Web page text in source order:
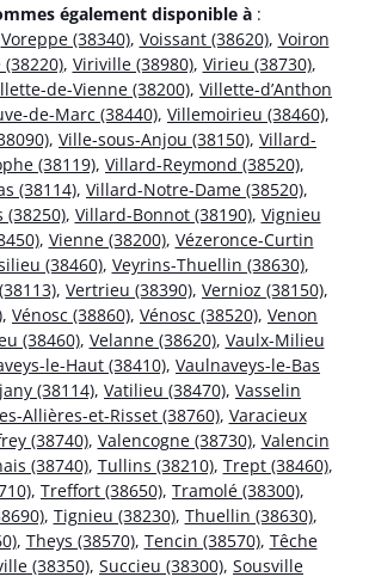
également disponible à :
Voreppe (38340), Voissant (38620), Voiron
, Viriville (38980), Virieu (38730),
de-Vienne (38200), Villette-d’Anthon
de-Marc (38440), Villemoirieu (38460),
, Ville-sous-Anjou (38150), Villard-
(38119), Villard-Reymond (38520),
(38114), Villard-Notre-Dame (38520),
(38250), Villard-Bonnot (38190), Vignieu
, Vienne (38200), Vézeronce-Curtin
(38460), Veyrins-Thuellin (38630),
, Vertrieu (38390), Vernioz (38150),
, Vénosc (38860), Vénosc (38520), Venon
(38460), Velanne (38620), Vaulx-Milieu
le-Haut (38410), Vaulnaveys-le-Bas
(38114), Vatilieu (38470), Vasselin
Allières-et-Risset (38760), Varacieux
(38740), Valencogne (38730), Valencin
(38740), Tullins (38210), Trept (38460),
, Treffort (38650), Tramolé (38300),
, Tignieu (38230), Thuellin (38630),
, Theys (38570), Tencin (38570), Têche
(38350), Succieu (38300), Sousville